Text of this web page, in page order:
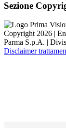
Sezione
Copyright 2026 |
Parma S.p.A. |
Disclaimer